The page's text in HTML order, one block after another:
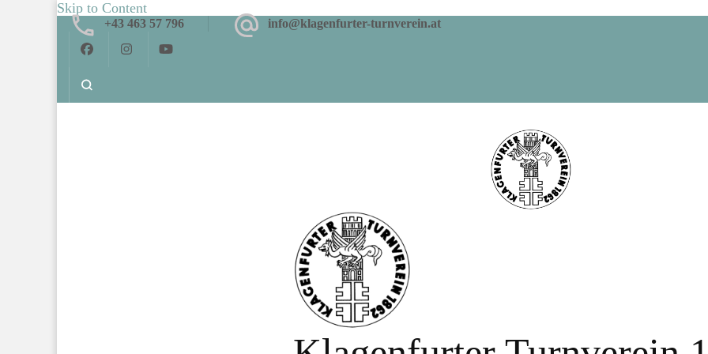
Skip to Content
+43 463 57 796 info@klagenfurter-turnverein.at